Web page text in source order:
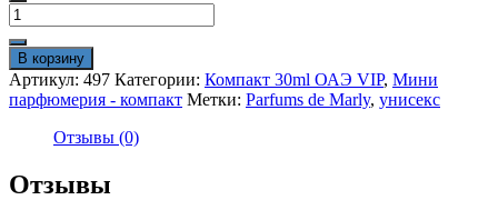
Количество
товара
Parfums
de
Marly
Althair
vip
очень
В корзину
Артикул: 497 Категории: Компакт 30ml ОАЭ VIP, Мини
парфюмерия - компакт Метки: Parfums de Marly, унисекс
Отзывы (0)
Отзывы